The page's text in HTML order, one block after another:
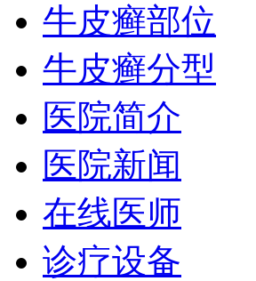
牛皮癣部位
牛皮癣分型
医院简介
医院新闻
在线医师
诊疗设备